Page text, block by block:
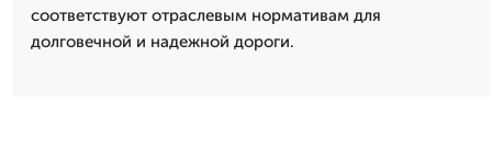
соответствуют отраслевым нормативам для
долговечной и надежной дороги.